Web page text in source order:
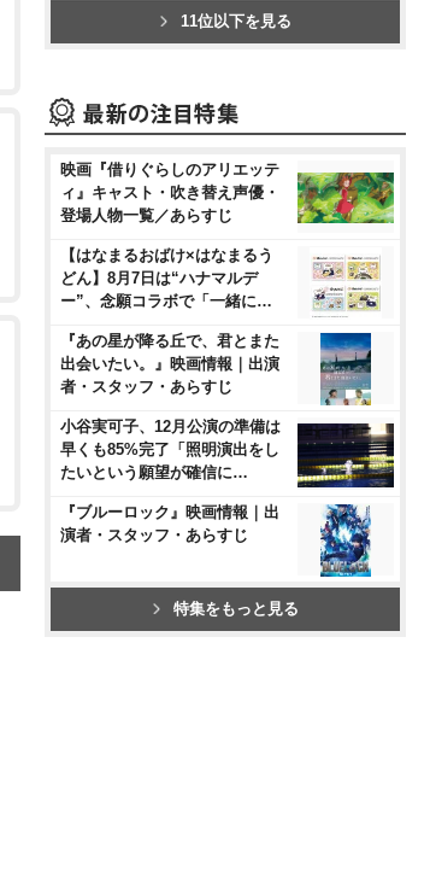
11位以下を見る
映画『借りぐらしのアリエッテ
ィ』キャスト・吹き替え声優・
登場人物一覧／あらすじ
【はなまるおばけ×はなまるう
どん】8月7日は“ハナマルデ
ー”、念願コラボで「一緒に…
『あの星が降る丘で、君とまた
出会いたい。』映画情報｜出演
者・スタッフ・あらすじ
小谷実可子、12月公演の準備は
早くも85%完了「照明演出をし
たいという願望が確信に…
『ブルーロック』映画情報｜出
演者・スタッフ・あらすじ
特集をもっと見る